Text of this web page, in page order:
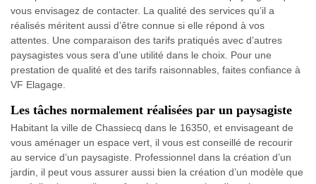
vous envisagez de contacter. La qualité des services qu’il a
réalisés méritent aussi d’être connue si elle répond à vos
attentes. Une comparaison des tarifs pratiqués avec d’autres
paysagistes vous sera d’une utilité dans le choix. Pour une
prestation de qualité et des tarifs raisonnables, faites confiance à
VF Elagage.
Les tâches normalement réalisées par un paysagiste
Habitant la ville de Chassiecq dans le 16350, et envisageant de
vous aménager un espace vert, il vous est conseillé de recourir
au service d’un paysagiste. Professionnel dans la création d’un
jardin, il peut vous assurer aussi bien la création d’un modèle que